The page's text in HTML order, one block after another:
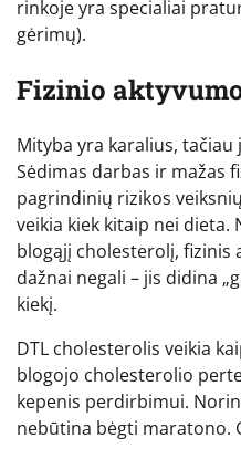
rinkoje yra specialiai
gėrimų).
Fizinio
Mityba yra karalius,
Sėdimas darbas ir mažas
pagrindinių rizikos
veikia kiek kitaip nei dieta.
blogąjį cholesterolį, fizinis
dažnai negali – jis didina
kiekį.
DTL cholesterolis veikia
blogojo cholesterolio
kepenis perdirbimui.
nebūtina bėgti maratono.